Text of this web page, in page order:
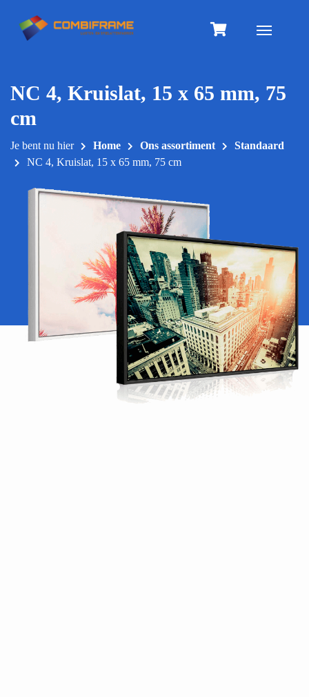
naar
Toggle
NC 4, Kruislat, 15 x 65 mm, 75
cm
Je bent nu hier Home Ons assortiment
Standaard
NC 4, Kruislat, 15 x 65 mm, 75 cm